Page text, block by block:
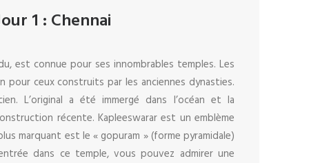
1 : Chennai
est connue pour ses innombrables temples. Les
ceux construits par les anciennes dynasties.
L’original a été immergé dans l’océan et la
récente. Kapleeswarar est un emblème
marquant est le « gopuram » (forme pyramidale)
dans ce temple, vous pouvez admirer une